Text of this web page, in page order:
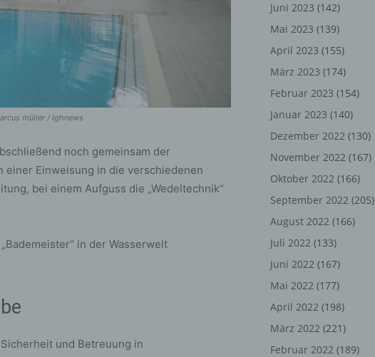
müller / lghnews
noch gemeinsam der
einer Einweisung in die verschiedenen
bei einem Aufguss die „Wedeltechnik“
in der Wasserwelt
und Betreuung in
Juni 2023 (142)
Mai 2023 (139)
April 2023 (155)
März 2023 (174)
Februar 2023 (154)
Januar 2023 (140)
Dezember 2022 (130)
November 2022 (167)
Oktober 2022 (166)
September 2022 (205)
August 2022 (166)
Juli 2022 (133)
Juni 2022 (167)
Mai 2022 (177)
April 2022 (198)
März 2022 (221)
Februar 2022 (189)
besteht, dass diese personenbezogenen Daten verwendet
persönliche Aspekte, die sich auf eine natürliche Person
insbesondere, um Aspekte bezüglich Arbeitsleistung,
Lage, Gesundheit, persönlicher Vorlieben, Interessen,
Verhalten, Aufenthaltsort oder Ortswechsel dieser natürlichen
oder vorherzusagen.
ist die Verarbeitung personenbezogener Daten in einer
die personenbezogenen Daten ohne Hinzuziehung
nicht mehr einer spezifischen betroffenen Person
können, sofern diese zusätzlichen Informationen gesondert
und technischen und organisatorischen Maßnahmen
oder identifizierbaren natürlichen Person zugewiesen werden.
oder für die Verarbeitung
oder für die Verarbeitung Verantwortlicher ist die natürliche
Person, Behörde, Einrichtung oder andere Stelle, die allein oder
Daten entscheidet. Sind die Zwecke und Mittel dieser
das Unionsrecht oder das Recht der Mitgliedstaaten